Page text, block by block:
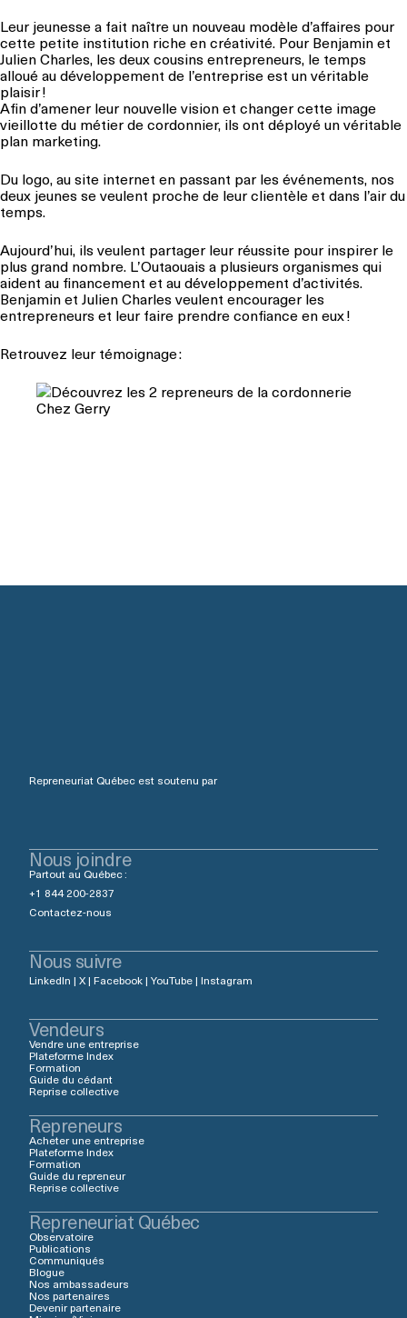
Leur jeunesse a fait naître un nouveau modèle d’affaires pour
cette petite institution riche en créativité. Pour Benjamin et
Julien Charles, les deux cousins entrepreneurs, le temps
alloué au développement de l’entreprise est un véritable
plaisir !
Afin d’amener leur nouvelle vision et changer cette image
vieillotte du métier de cordonnier, ils ont déployé un véritable
plan marketing.
Du logo, au site internet en passant par les événements, nos
deux jeunes se veulent proche de leur clientèle et dans l’air du
temps.
Aujourd’hui, ils veulent partager leur réussite pour inspirer le
plus grand nombre. L’Outaouais a plusieurs organismes qui
aident au financement et au développement d’activités.
Benjamin et Julien Charles veulent encourager les
entrepreneurs et leur faire prendre confiance en eux !
Retrouvez leur témoignage :
Repreneuriat Québec est soutenu par
Nous joindre
Partout au Québec :
+1 844 200-2837
Contactez-nous
Nous suivre
LinkedIn |X|Facebook|YouTube|Instagram
Vendeurs
Vendre une entreprise
Plateforme Index
Formation
Guide du cédant
Reprise collective
Repreneurs
Acheter une entreprise
Plateforme Index
Formation
Guide du repreneur
Reprise collective
Repreneuriat Québec
Observatoire
Publications
Communiqués
Blogue
Nos ambassadeurs
Nos partenaires
Devenir partenaire